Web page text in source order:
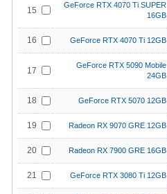
15
GeForce RTX 4070 Ti SUPER
16GB
16 GeForce RTX 4070 Ti 12GB
17
GeForce RTX 5090 Mobile
24GB
18 GeForce RTX 5070 12GB
19 Radeon RX 9070 GRE 12GB
20 Radeon RX 7900 GRE 16GB
21 GeForce RTX 3080 Ti 12GB